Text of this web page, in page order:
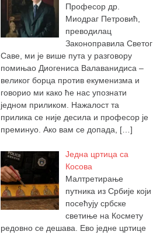
Професор др.
Миодраг Петровић,
преводилац
Законоправила Светог
Саве, ми је више пута у разговору
помињао Диогениса Валаванидиса –
великог борца против екуменизма и
говорио ми како ће нас упознати
једном приликом. Нажалост та
прилика се није десила и професор је
преминуо. Ако вам се допада, […]
Једна цртица са
Косова
Малтретирање
путника из Србије који
посећују србске
светиње на Космету
редовно се дешава. Ево једне цртице